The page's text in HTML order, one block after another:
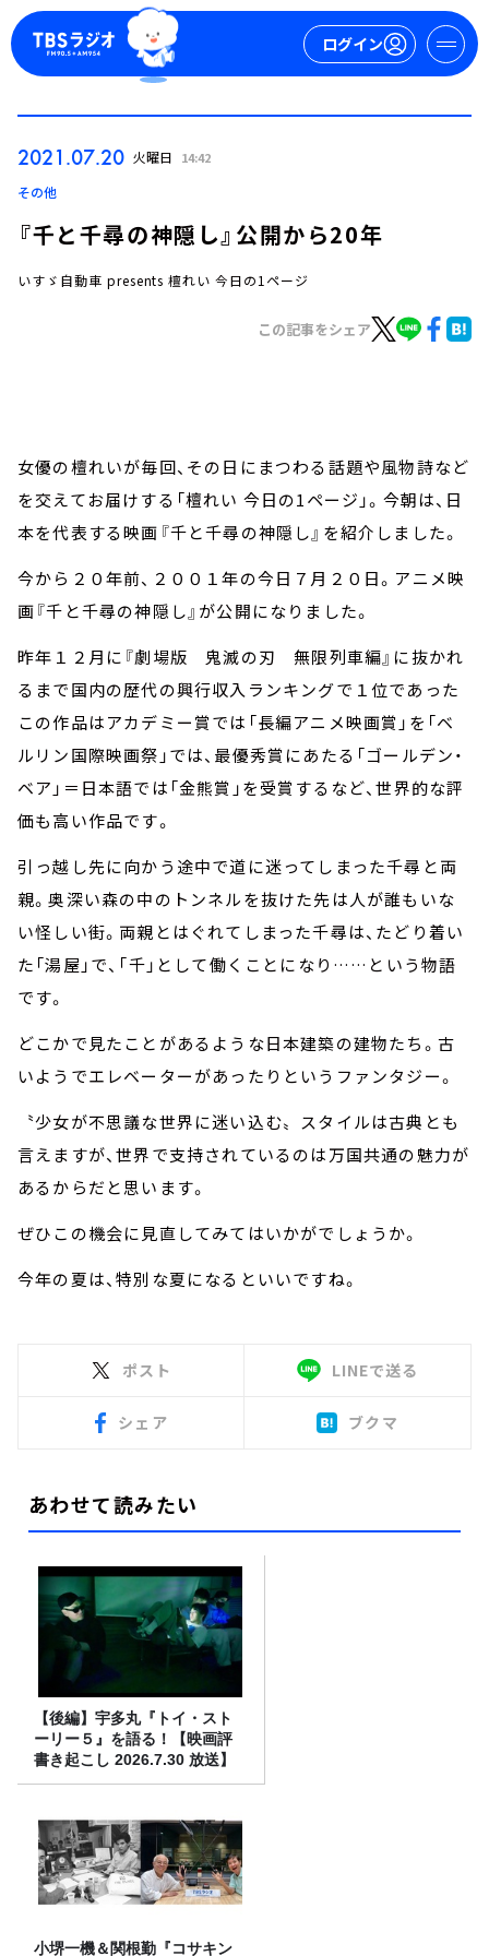
ログイン
TBS Podcast
お知らせ
イベント・グッズ
会社情報
2021.07.20 火曜日 14:42
その他
『千と千尋の神隠し』公開から20年
いすゞ自動車 presents 檀れい 今日の1ページ
この記事をシェア
女優の檀れいが毎回、その日にまつわる話題や風物詩など
を交えてお届けする「檀れい 今日の1ページ」。今朝は、日
本を代表する映画『千と千尋の神隠し』を紹介しました。
今から２０年前、２００１年の今日７月２０日。アニメ映
画『千と千尋の神隠し』が公開になりました。
昨年１２月に『劇場版 鬼滅の刃 無限列車編』に抜かれ
るまで国内の歴代の興行収入ランキングで１位であった
この作品はアカデミー賞では「長編アニメ映画賞」を「ベ
ルリン国際映画祭」では、最優秀賞にあたる「ゴールデン・
ベア」＝日本語では「金熊賞」を受賞するなど、世界的な評
価も高い作品です。
引っ越し先に向かう途中で道に迷ってしまった千尋と両
親。奥深い森の中のトンネルを抜けた先は人が誰もいな
い怪しい街。両親とはぐれてしまった千尋は、たどり着い
た「湯屋」で、「千」として働くことになり……という物語
です。
どこかで見たことがあるような日本建築の建物たち。古
いようでエレベーターがあったりというファンタジー。
〝少女が不思議な世界に迷い込む〟スタイルは古典とも
言えますが、世界で支持されているのは万国共通の魅力が
あるからだと思います。
ぜひこの機会に見直してみてはいかがでしょうか。
今年の夏は、特別な夏になるといいですね。
ポスト LINEで送る
シェア ブクマ
あわせて読みたい
【後編】宇多丸『トイ・スト
ーリー５』を語る！【映画評
書き起こし 2026.7.30 放送】
小堺一機＆関根勤『コサキン